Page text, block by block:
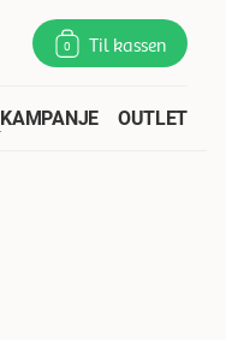
0 Til kassen
KAMPANJE OUTLET